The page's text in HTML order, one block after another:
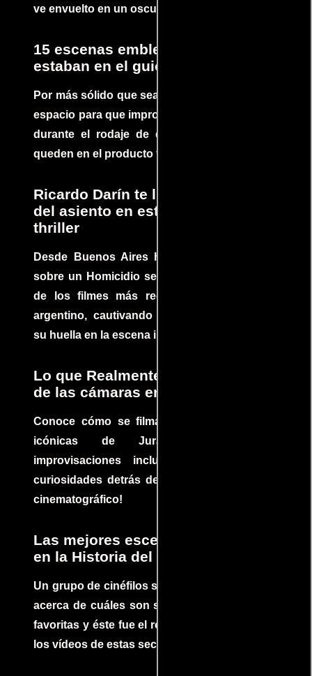
ve envuelto en un oscuro mundo de crimen
15 escenas emblemáticas que no
estaban en el guion
Por más sólido que sea un guión siempre hay
espacio para que improvisaciones que se dan
durante el rodaje de determinadas escenas
queden en el producto final.
Ricardo Darín te llevará al borde
del asiento en este increíble
thriller
Desde Buenos Aires hasta el mundo, Tesis
sobre un Homicidio se ha convertido en uno
de los filmes más recomendados del cine
argentino, cautivando audiencias y dejando
su huella en la escena internacional.
Lo que Realmente Sucedió detrás
de las cámaras en Jurassic Park
Conoce cómo se filmaron algunas escenas
icónicas de Jurassic Park, con
improvisaciones incluidas. ¡Descubre las
curiosidades detrás del rodaje de un clásico
cinematográfico!
Las mejores escenas de acción
en la Historia del cine
Un grupo de cinéfilos se juntaron para debatir
acerca de cuáles son sus escenas de acción
favoritas y éste fue el resultado. No te pierdas
los vídeos de estas secuencias inolvidables.